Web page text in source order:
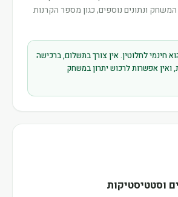
ונתונים נוספים, כגון מספר הקרנות
חינמי לחלוטין. אין צורך בתשלום, ברכישה
אפשרות לרכוש יתרון במשחק
וסטטיסטיקות